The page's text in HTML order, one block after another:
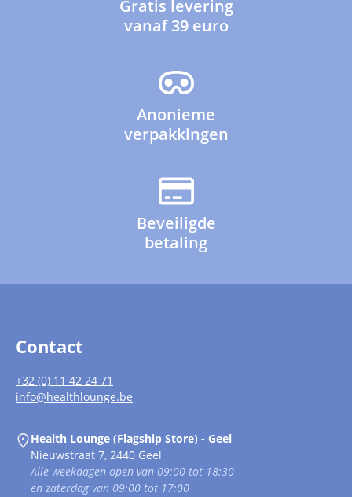
Gratis levering
vanaf 39 euro
Anonieme
verpakkingen
Beveiligde
betaling
Contact
+32 (0) 11 42 24 71
info@healthlounge.be
Health Lounge (Flagship Store) - Geel
Nieuwstraat 7, 2440 Geel
Alle weekdagen open van 09:00 tot 18:30
en zaterdag van 09:00 tot 17:00